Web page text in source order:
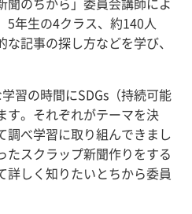
5年生の4クラス、約140人
記事の探し方などを学び、
習の時間にSDGs（持続可能
す。それぞれがテーマを決
調べ学習に取り組んできまし
たスクラップ新聞作りをする
詳しく知りたいとちから委員